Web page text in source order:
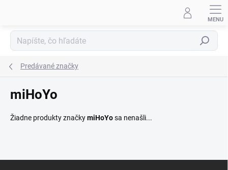
Hľadať
Predávané značky
miHoYo
Žiadne produkty značkymiHoYosa nenašli...